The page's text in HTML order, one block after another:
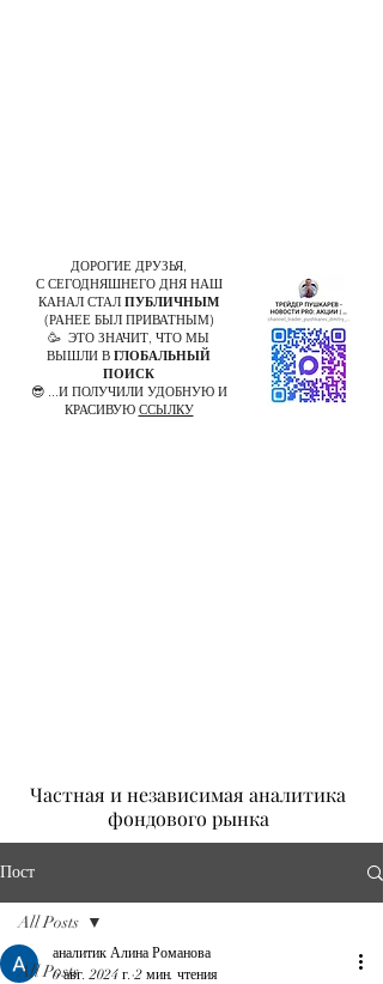
ДОРОГИЕ ДРУЗЬЯ,
С СЕГОДНЯШНЕГО ДНЯ НАШ
КАНАЛ СТАЛ ПУБЛИЧНЫМ
(РАНЕЕ БЫЛ ПРИВАТНЫМ)
🥳 ЭТО ЗНАЧИТ, ЧТО МЫ
ВЫШЛИ В ГЛОБАЛЬНЫЙ
ПОИСК
😎 ...И ПОЛУЧИЛИ УДОБНУЮ И
КРАСИВУЮ ССЫЛКУ
Частная и независимая аналитика
фондового рынка
Пост
All Posts
All Posts
аналитик Алина Романова
6 авг. 2024 г. 2 мин. чтения